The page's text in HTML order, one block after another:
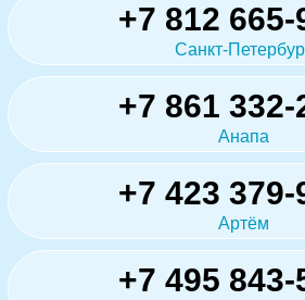
+7 812 665-
Санкт-
+7 861 332-
Анапа
+7 423 379-
Артём
+7 495 843-